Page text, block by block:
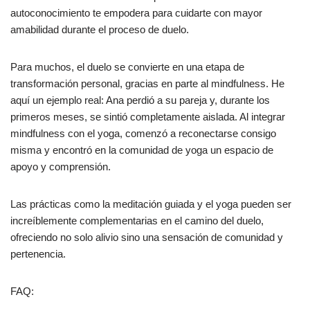
autoconocimiento te empodera para cuidarte con mayor
amabilidad durante el proceso de duelo.
Para muchos, el duelo se convierte en una etapa de
transformación personal, gracias en parte al mindfulness. He
aquí un ejemplo real: Ana perdió a su pareja y, durante los
primeros meses, se sintió completamente aislada. Al integrar
mindfulness con el yoga, comenzó a reconectarse consigo
misma y encontró en la comunidad de yoga un espacio de
apoyo y comprensión.
Las prácticas como la meditación guiada y el yoga pueden ser
increíblemente complementarias en el camino del duelo,
ofreciendo no solo alivio sino una sensación de comunidad y
pertenencia.
FAQ: